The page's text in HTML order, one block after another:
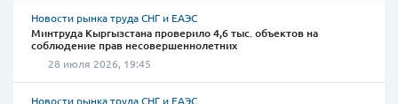
Новости рынка труда СНГ и ЕАЭС
Минтруда Кыргызстана проверило 4,6 тыс. объектов на
соблюдение прав несовершеннолетних
28 июля 2026, 19:45
Новости рынка труда СНГ и ЕАЭС